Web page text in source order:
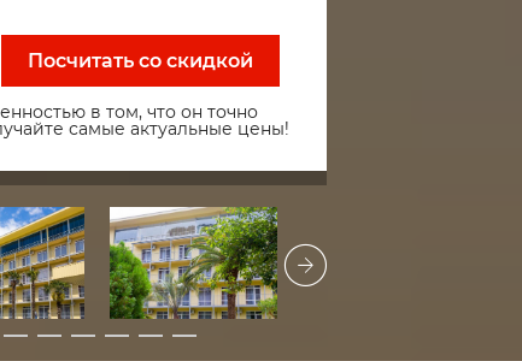
Посчитать со скидкой
в том, что он точно
самые актуальные цены!